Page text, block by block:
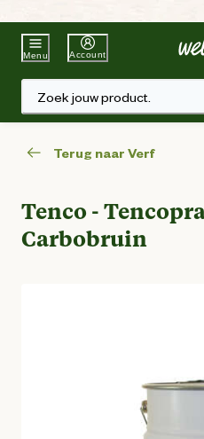
Beste
Menu Account
Zoek jouw product.
Terug naar Verf
Tenco -
Carbobruin